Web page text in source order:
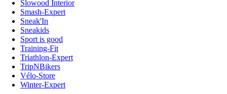
Slowood Interior
Smash-Expert
Sneak'In
Sneakids
Sport is good
Training-Fit
Triathlon-Expert
TripNBikers
Vélo-Store
Winter-Expert